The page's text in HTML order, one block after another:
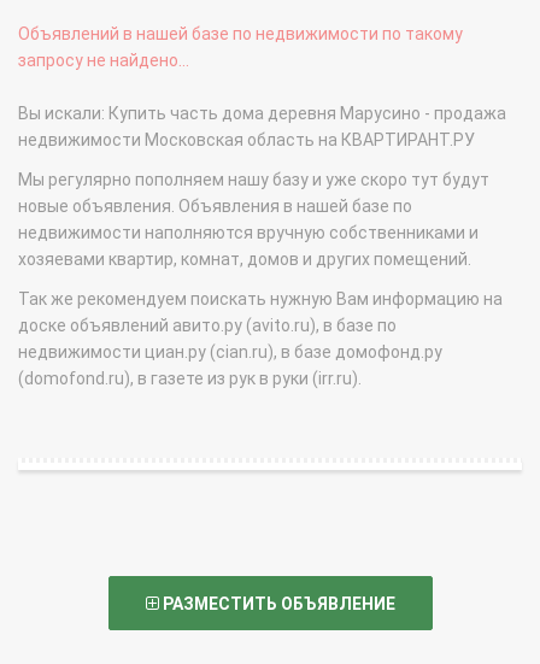
Объявлений в нашей базе по недвижимости по такому
запросу не найдено...
Вы искали: Купить часть дома деревня Марусино - продажа
недвижимости Московская область на КВАРТИРАНТ.РУ
Мы регулярно пополняем нашу базу и уже скоро тут будут
новые объявления. Объявления в нашей базе по
недвижимости наполняются вручную собственниками и
хозяевами квартир, комнат, домов и других помещений.
Так же рекомендуем поискать нужную Вам информацию на
доске объявлений авито.ру (avito.ru), в базе по
недвижимости циан.ру (cian.ru), в базе домофонд.ру
(domofond.ru), в газете из рук в руки (irr.ru).
РАЗМЕСТИТЬ ОБЪЯВЛЕНИЕ